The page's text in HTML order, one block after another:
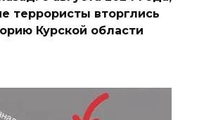
террористы вторглись
Курской области